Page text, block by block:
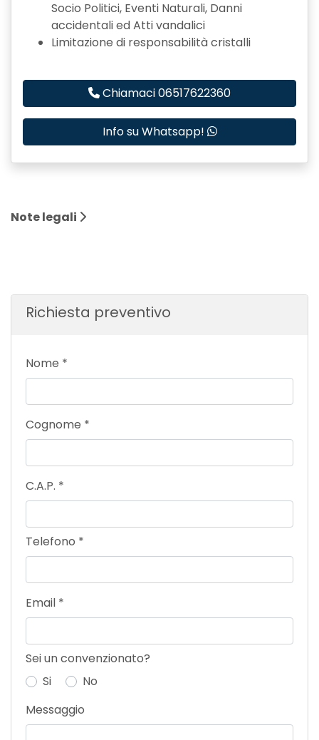
Socio Politici, Eventi Naturali, Danni
accidentali ed Atti vandalici
Limitazione di responsabilità cristalli
Chiamaci 06517622360
Info su Whatsapp!
Note legali
Richiesta preventivo
Nome *
Cognome *
C.A.P. *
Telefono *
Email *
Sei un convenzionato?
Si
No
Messaggio